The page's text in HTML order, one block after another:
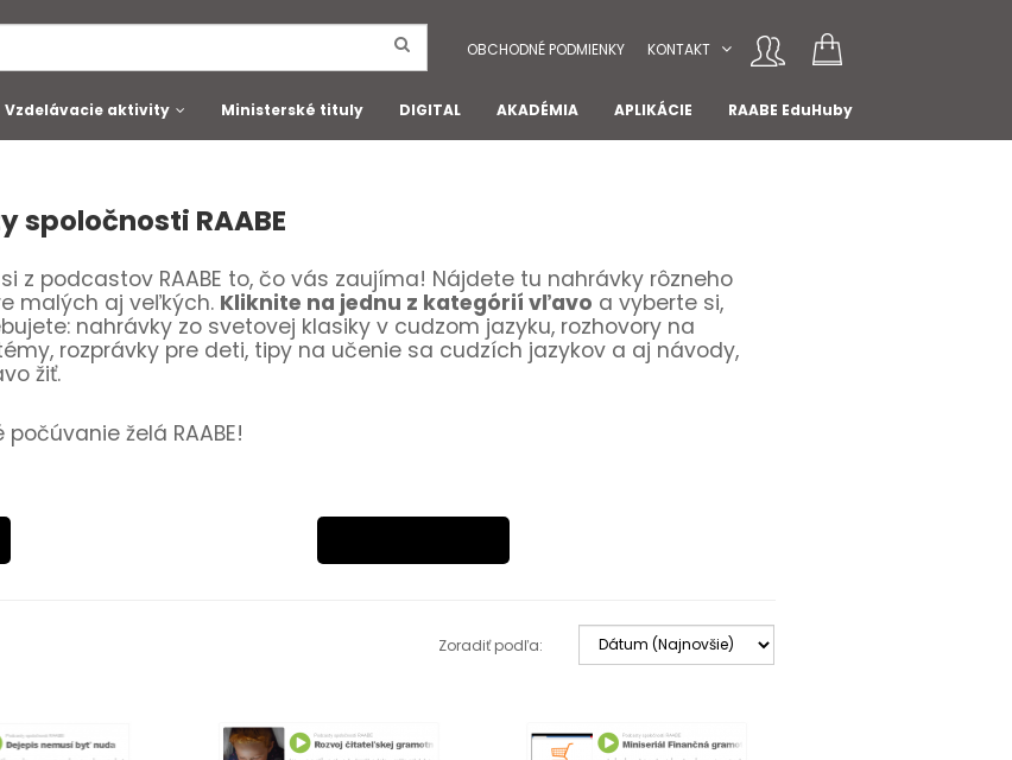
OBCHODNÉ PODMIENKY KONTAKT
Vzdelávacie aktivity Ministerské tituly DIGITAL AKADÉMIA APLIKÁCIE RAABE EduHuby
spoločnosti RAABE
z podcastov RAABE to, čo vás zaujíma! Nájdete tu nahrávky rôzneho
malých aj veľkých. Kliknite na jednu z kategórií vľavo a vyberte si,
nahrávky zo svetovej klasiky v cudzom jazyku, rozhovory na
rozprávky pre deti, tipy na učenie sa cudzích jazykov a aj návody,
žiť.
počúvanie želá RAABE!
Zoradiť podľa: